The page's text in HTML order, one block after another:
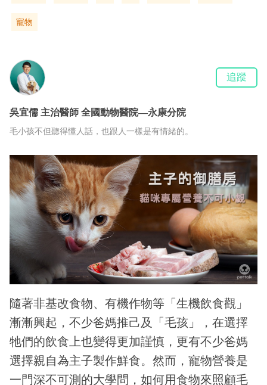
寵物
吳宜儒 主治醫師 全國動物醫院—永康分院
毛小孩不但聽得懂人話，也跟人一樣是有情緒的。
追蹤
隨著非基改食物、有機作物等「生機飲食觀」
漸漸興起，不少爸媽推己及「毛孩」，在選擇
牠們的飲食上也變得更加謹慎，更有不少爸媽
選擇親自為主子製作鮮食。然而，寵物營養是
一門深不可測的大學問，如何用食物來照顧毛